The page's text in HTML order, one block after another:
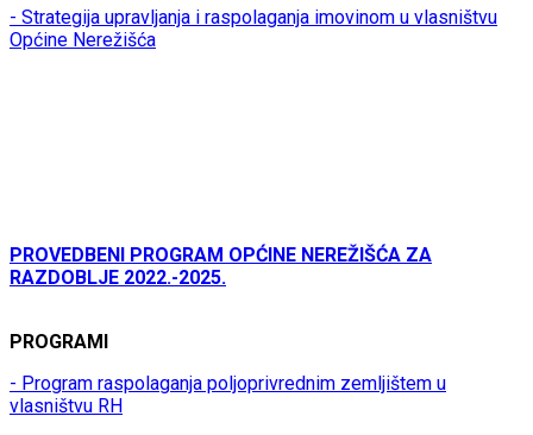
- Strategija upravljanja i raspolaganja imovinom u vlasništvu
Općine Nerežišća
PROVEDBENI PROGRAM OPĆINE NEREŽIŠĆA ZA
RAZDOBLJE 2022.-2025.
PROGRAMI
- Program raspolaganja poljoprivrednim zemljištem u
vlasništvu RH